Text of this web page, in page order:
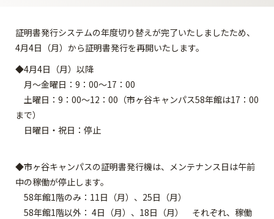
証明書発行システムの年度切り替えが完了いたしましたため、
4月4日（月）から証明書発行を再開いたします。
◆4月4日（月）以降
月～金曜日：9：00～17：00
土曜日：9：00～12：00（市ヶ谷キャンパス58年館は17：00
まで）
日曜日・祝日：停止
◆市ヶ谷キャンパスの証明書発行機は、メンテナンス日は午前
中の稼働が停止します。
58年館1階のみ：11日（月）、25日（月）
58年館1階以外： 4日（月）、18日（月） それぞれ、稼働